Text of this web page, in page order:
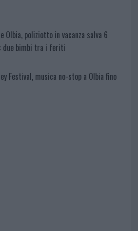
Olbia, poliziotto in vacanza salva 6
due bimbi tra i feriti
Festival, musica no-stop a Olbia fino